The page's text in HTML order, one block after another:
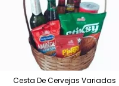
Cesta De Cervejas Variadas